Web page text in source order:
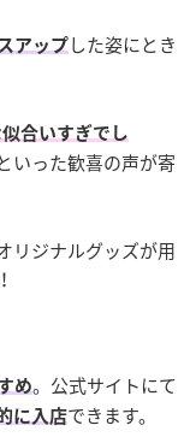
アップ した姿にとき
合いすぎでし
いった歓喜の声が寄
リジナルグッズが用
め。公式サイトにて
に入店できます。